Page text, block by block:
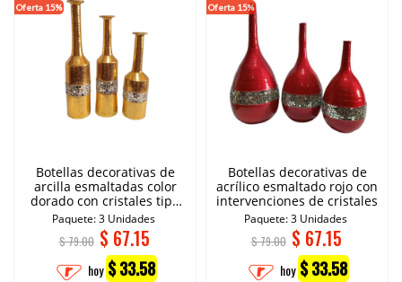
Oferta 15%
Botellas decorativas de
arcilla esmaltadas color
dorado con cristales tipo
espejo
Paquete: 3 Unidades
$ 79.00 $ 67.15
hoy $ 33.58
Oferta 15%
Botellas decorativas de
acrílico esmaltado rojo con
intervenciones de cristales
Paquete: 3 Unidades
$ 79.00 $ 67.15
hoy $ 33.58